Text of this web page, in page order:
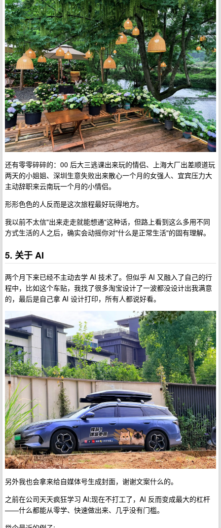
还有零零碎碎的：00 后大三逃课出来玩的情侣、上海大厂出差顺道玩
两天的小姐姐、深圳生意失败出来散心一个月的女强人、宜宾压力大
主动辞职来云南玩一个月的小情侣。
形形色色的人反而是这次旅程最好玩得地方。
我以前不太信"出来走走就能想通"这种话，但路上看到这么多用不同
方式生活的人之后，确实会动摇你对"什么是正常生活"的固有理解。
5. 关于 AI
两个月下来已经不主动去学 AI 技术了。但似乎 AI 又融入了自己的行
程中，比如这个车贴，我找了很多淘宝设计了一波都没设计出我满意
的，最后是自己拿 AI 设计打印，所有人都说好看。
另外我也会拿来给自媒体号生成封面，谢谢文案什么的。
之前在公司天天疯狂学习 AI;现在不打工了，AI 反而变成最大的杠杆
——什么都能从零学、快速做出来、几乎没有门槛。